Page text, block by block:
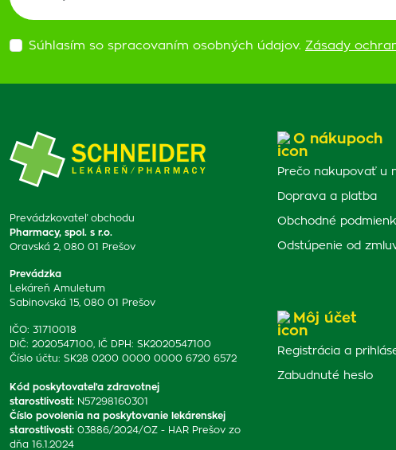
Súhlasím so spracovaním osobných údajov. Zásady
Prevádzkovateľ obchodu
Pharmacy, spol. s r.o.
Oravská 2, 080 01 Prešov
Prevádzka
Lekáreň Amuletum
Sabinovská 15, 080 01 Prešov
IČO: 31710018
DIČ: 2020547100, IČ DPH: SK2020547100
Číslo účtu: SK28 0200 0000 0000 6720 6572
Kód poskytovateľa zdravotnej
starostlivosti: N57298160301
Číslo povolenia na poskytovanie lekárenskej
starostlivosti: 03886/2024/OZ - HAR Prešov zo
dňa 16.1.2024
O nákupoch
Prečo nakupovať u
Doprava a platba
Obchodné
Odstúpenie od
Môj účet
Registrácia a
Zabudnuté heslo